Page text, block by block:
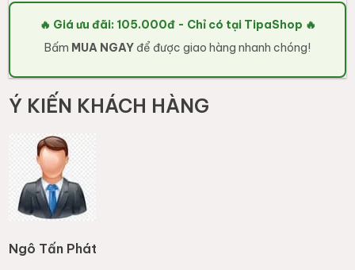
🔥 Giá ưu đãi: 105.000đ - Chỉ có tại TipaShop 🔥
Bấm MUA NGAY để được giao hàng nhanh chóng!
Ý KIẾN KHÁCH HÀNG
Ngô Tấn Phát